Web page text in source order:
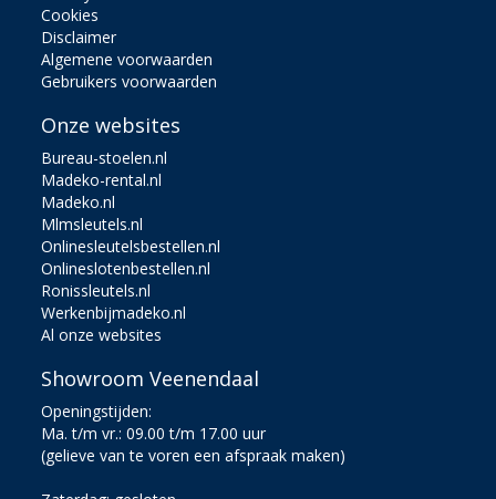
Cookies
Disclaimer
Algemene voorwaarden
Gebruikers voorwaarden
Onze websites
Bureau-stoelen.nl
Madeko-rental.nl
Madeko.nl
Mlmsleutels.nl
Onlinesleutelsbestellen.nl
Onlineslotenbestellen.nl
Ronissleutels.nl
Werkenbijmadeko.nl
Al onze websites
Showroom Veenendaal
Openingstijden:
Ma. t/m vr.: 09.00 t/m 17.00 uur
(gelieve van te voren een afspraak maken)